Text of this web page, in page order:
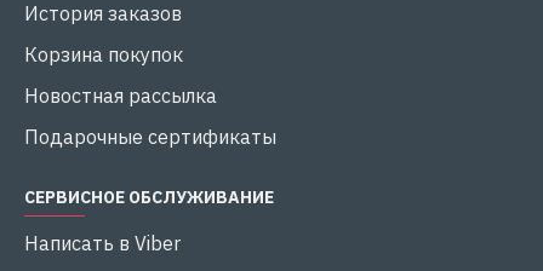
История заказов
Корзина покупок
Новостная рассылка
Подарочные сертификаты
СЕРВИСНОЕ ОБСЛУЖИВАНИЕ
Написать в Viber